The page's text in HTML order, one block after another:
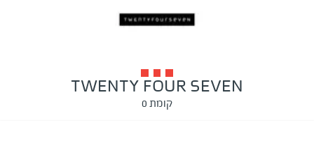
TWENTY FOUR SEVEN
קומת 0